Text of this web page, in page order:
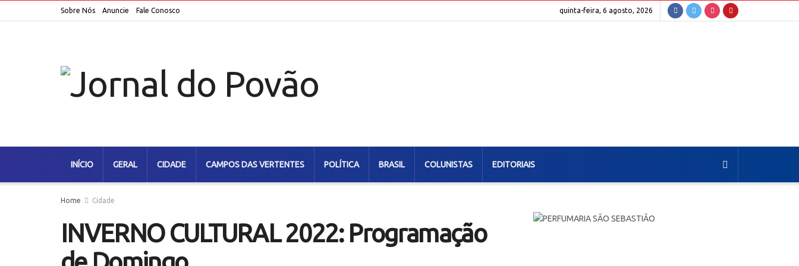
Sobre Nós Anuncie Fale Conosco quinta-feira, 6 agosto, 2026
INÍCIO GERAL CIDADE CAMPOS DAS VERTENTES POLÍTICA BRASIL COLUNISTAS EDITORIAIS
Home Cidade
INVERNO CULTURAL 2022: Programação